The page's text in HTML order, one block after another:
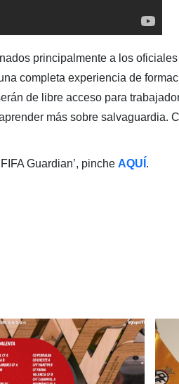
principalmente a los
completa experiencia de
de libre acceso para
más sobre salvaguardia.
Guardian’, pinche AQUÍ .